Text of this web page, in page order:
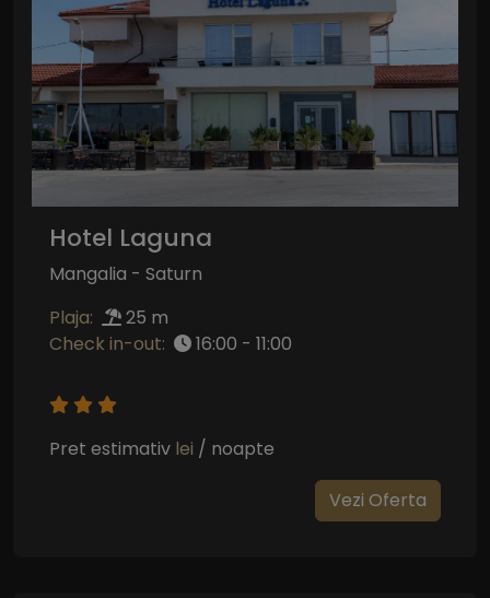
Hotel Laguna
Mangalia - Saturn
Plaja:
25 m
Check in-out:
16:00 - 11:00
Pret estimativ lei / noapte
Vezi Oferta